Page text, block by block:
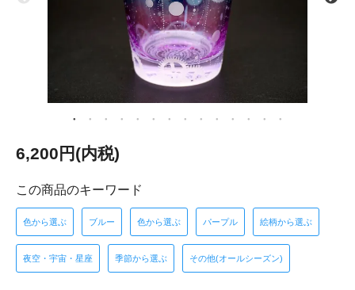
6,200円(内税)
この商品のキーワード
色から選ぶ ブルー 色から選ぶ パープル 絵柄から選ぶ
夜空・宇宙・星座 季節から選ぶ その他(オールシーズン)